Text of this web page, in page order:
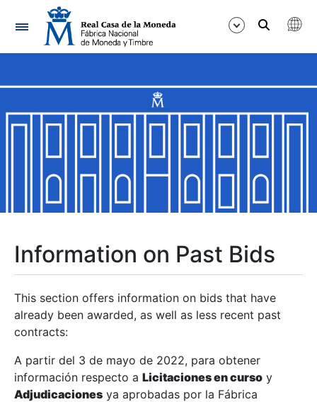
Navigation
Show/Hide
Show/Hide
Show/Hide
Show/Hide
Show/Hide
Information on Past Bids
This section offers information on bids that have
already been awarded, as well as less recent past
contracts:
A partir del 3 de mayo de 2022, para obtener
información respecto a Licitaciones en curso y
Adjudicaciones ya aprobadas por la Fábrica